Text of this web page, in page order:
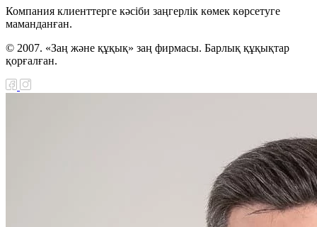
Компания клиенттерге кәсіби заңгерлік көмек көрсетуге
маманданған.
© 2007. «Заң және құқық» заң фирмасы. Барлық құқықтар
қорғалған.